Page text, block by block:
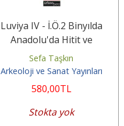
Luviya IV - İ.Ö.2 Binyılda
Anadolu'da Hitit ve
Luvilerin Dinsel...
Sefa Taşkın
Arkeoloji ve Sanat Yayınları
580,00TL
Stokta yok